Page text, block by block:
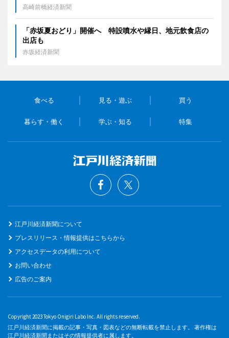
高崎前橋経済新聞
「赤坂夏おどり」開催へ 特設噴水や縁日、地元飲食店の
出店も
赤坂経済新聞
食べる 見る・遊ぶ 買う
暮らす・働く 学ぶ・知る 特集
江戸川経済新聞について
プレスリリース・情報提供はこちらから
アクセスデータの利用について
お問い合わせ
広告のご案内
Copyright 2023 Tokyo Onigiri Labo Inc. All rights reserved.
江戸川経済新聞に掲載の記事・写真・図表などの無断転載を禁止します。 著作権は
江戸川経済新聞またはその情報提供者に属します。